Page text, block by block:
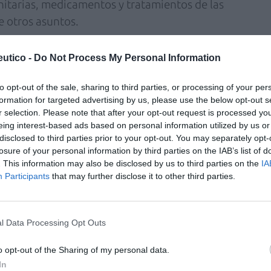
- Do Not Process My Personal Information
opt-out of the sale, sharing to third parties, or processing of your
for targeted advertising by us, please use the below opt-out
selection. Please note that after your opt-out request is processed
interest-based ads based on personal information utilized by us
to third parties prior to your opt-out. You may separately
of your personal information by third parties on the IAB’s list of
This information may also be disclosed by us to third parties on the
Participants that may further disclose it to other third parties.
Data Processing Opt Outs
opt-out of the Sharing of my personal data.
medicamentos y tratamientos de las
otros asuntos.
de FEFCAM, «el farmacéutico, como el
debe ejercer una labor fundamental de
Las webs que componen nuestra lista
sentido y son recomendables para todos
de evitar que muchas personas acudan a
de bulos, para buscar información
o consejos de salud», añade.
de Farmacéuticos de Sevilla y el
de Farmacéuticos aparecen en el listado
además de farmacéuticas con gran
como Marián García, la boticaria
del blog La botica de Teté. Ambas